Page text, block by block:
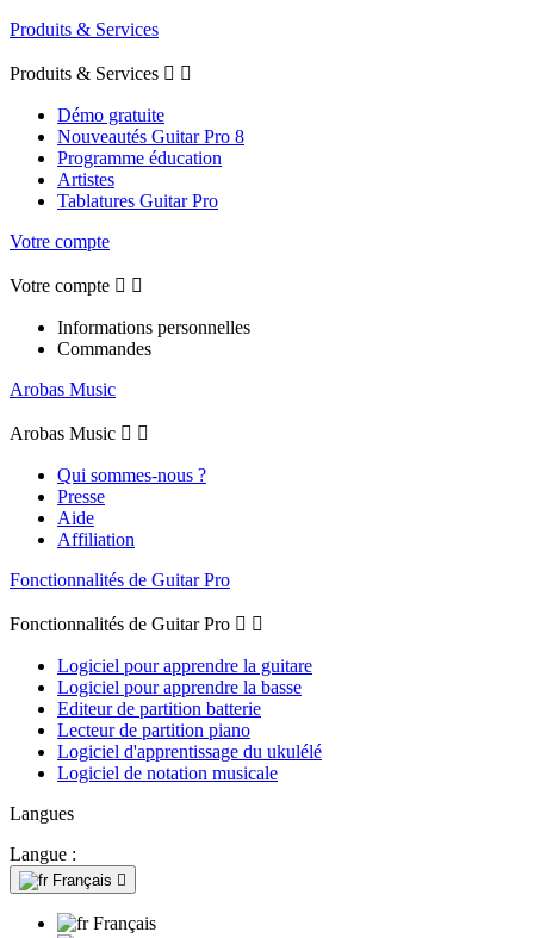
Produits & Services
Produits & Services  
Démo gratuite
Nouveautés Guitar Pro 8
Programme éducation
Artistes
Tablatures Guitar Pro
Votre compte
Votre compte  
Informations personnelles
Commandes
Arobas Music
Arobas Music  
Qui sommes-nous ?
Presse
Aide
Affiliation
Fonctionnalités de Guitar Pro
Fonctionnalités de Guitar Pro  
Logiciel pour apprendre la guitare
Logiciel pour apprendre la basse
Editeur de partition batterie
Lecteur de partition piano
Logiciel d'apprentissage du ukulélé
Logiciel de notation musicale
Langues
Langue :
Français 
Français